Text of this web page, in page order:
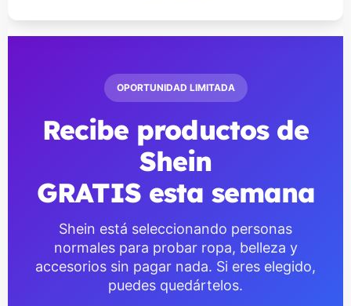
OPORTUNIDAD LIMITADA
Recibe productos de
Shein
GRATIS esta semana
Shein está seleccionando personas
normales para probar ropa, belleza y
accesorios sin pagar nada. Si eres elegido,
puedes quedártelos.